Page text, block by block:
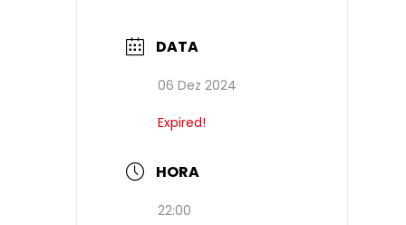
DATA
06 Dez 2024
Expired!
HORA
22:00